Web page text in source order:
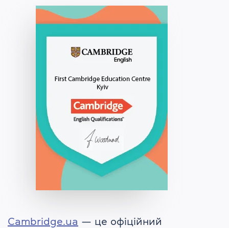
Cambridge.ua — це офіційний